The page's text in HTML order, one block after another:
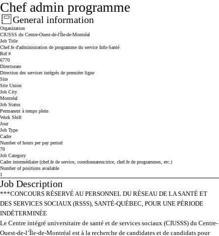
Chef admin programme
General information
Press space or enter keys to toggle section visibility
Organization
CIUSSS du Centre-Ouest-de-l'Île-de-Montréal
Job Title
Chef.fe d'administration de programme du service Info-Santé
Ref #
6770
Directorate
Direction des services intégrés de première ligne
Site
Site Union
Job City
Montréal
Job Status
Permanent à temps plein
Work Shift
Jour
Job Type
Cadre
Number of hours per pay period
70
Job Category
Cadre intermédiaire (chef.fe de service, coordonnateur.trice, chef.fe de programmes, etc.)
Number of positions available
1
Job Description
Press space or enter keys to toggle section visibility
***CONCOURS RÉSERVÉ AU PERSONNEL DU RÉSEAU DE LA SANTÉ ET
DES SERVICES SOCIAUX (RSSS), SANTÉ-QUÉBEC, POUR UNE PÉRIODE
INDÉTERMINÉE
Le Centre intégré universitaire de santé et de services sociaux (CIUSSS) du Centre-
Ouest-de-l’Île-de-Montréal est à la recherche de candidates et de candidats pour